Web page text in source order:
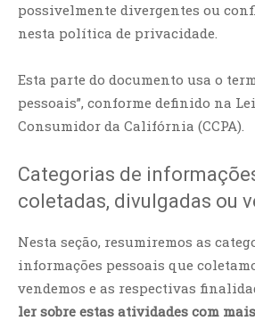
possivelmente divergentes ou
nesta política de privacidade.
Esta parte do documento usa o
pessoais”, conforme definido na
Consumidor da Califórnia (CCPA).
Categorias de
coletadas, divulgadas ou
Nesta seção, resumiremos as
informações pessoais que
vendemos e as respectivas
ler sobre estas atividades com